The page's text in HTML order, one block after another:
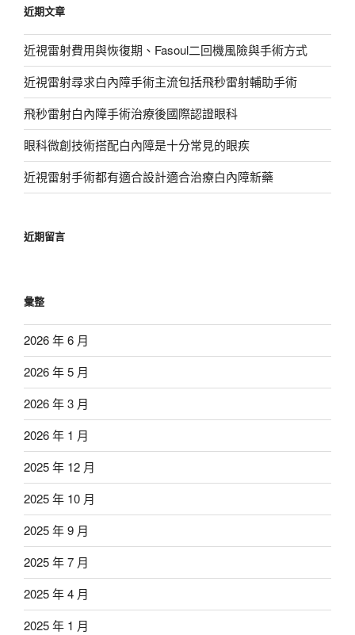
字:
近期文章
近視雷射費用與恢復期、Fasoul二回機風險與手術方式
近視雷射尋求白內障手術主流包括飛秒雷射輔助手術
飛秒雷射白內障手術治療後國際認證眼科
眼科微創技術搭配白內障是十分常見的眼疾
近視雷射手術都有適合設計適合治療白內障新藥
近期留言
彙整
2026 年 6 月
2026 年 5 月
2026 年 3 月
2026 年 1 月
2025 年 12 月
2025 年 10 月
2025 年 9 月
2025 年 7 月
2025 年 4 月
2025 年 1 月